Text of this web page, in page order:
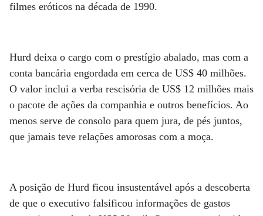
filmes eróticos na década de 1990.
Hurd deixa o cargo com o prestígio abalado, mas com a
conta bancária engordada em cerca de US$ 40 milhões.
O valor inclui a verba rescisória de US$ 12 milhões mais
o pacote de ações da companhia e outros benefícios. Ao
menos serve de consolo para quem jura, de pés juntos,
que jamais teve relações amorosas com a moça.
A posição de Hurd ficou insustentável após a descoberta
de que o executivo falsificou informações de gastos